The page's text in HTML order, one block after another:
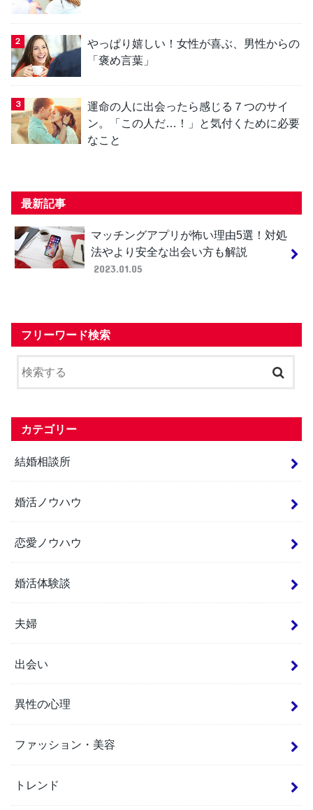
やっぱり嬉しい！女性が喜ぶ、男性からの
「褒め言葉」
運命の人に出会ったら感じる７つのサイ
ン。「この人だ…！」と気付くために必要
なこと
最新記事
マッチングアプリが怖い理由5選！対処
法やより安全な出会い方も解説
2023.01.05
フリーワード検索
カテゴリー
結婚相談所
婚活ノウハウ
恋愛ノウハウ
婚活体験談
夫婦
出会い
異性の心理
ファッション・美容
トレンド